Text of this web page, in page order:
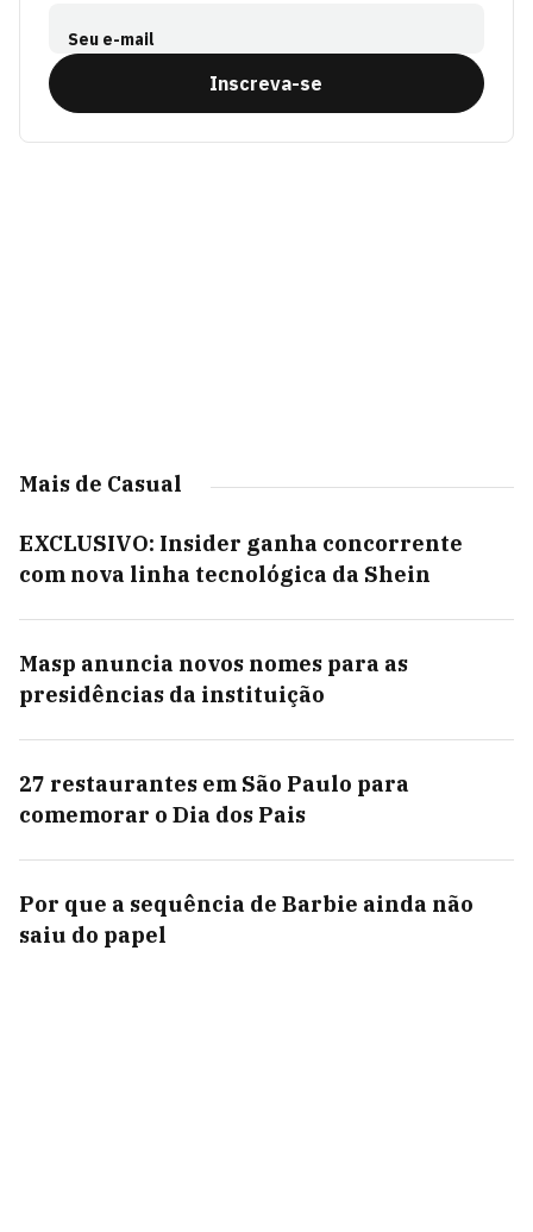
Seu e-mail
Inscreva-se
Mais de Casual
EXCLUSIVO: Insider ganha concorrente
com nova linha tecnológica da Shein
Masp anuncia novos nomes para as
presidências da instituição
27 restaurantes em São Paulo para
comemorar o Dia dos Pais
Por que a sequência de Barbie ainda não
saiu do papel